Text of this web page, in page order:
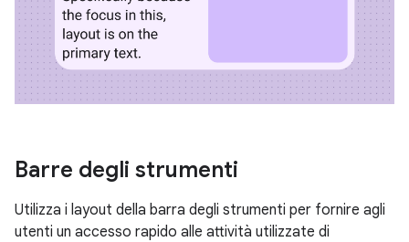
Barre degli strumenti
Utilizza i layout della barra degli strumenti per fornire agli
utenti un accesso rapido alle attività utilizzate di